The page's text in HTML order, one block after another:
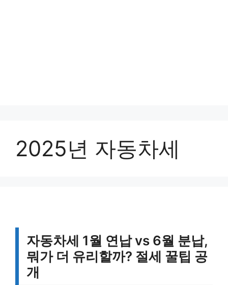
2025년 자동차세
자동차세 1월 연납 vs 6월 분납,
뭐가 더 유리할까? 절세 꿀팁 공
개